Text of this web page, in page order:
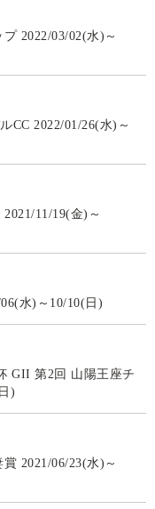
2022/03/02(水)～
CC 2022/01/26(水)～
11/19(金)～
水)～10/10(日)
GII 第2回 山陽王座チ
)
2021/06/23(水)～